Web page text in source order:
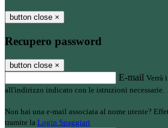
button close ×
Recupero password
button close ×
E-mail Verrà
all'indirizzo indicato con le istruzioni necessarie.
Non hai una e-mail associata al nome utente?
tramite la Login Spaggiari